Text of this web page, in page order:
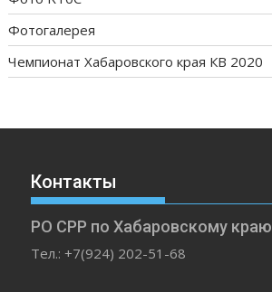
Фотогалерея
Чемпионат Хабаровского края КВ 2020
Контакты
РО СРР по Хабаровскому краю
Тел.: +7(924) 202-51-68